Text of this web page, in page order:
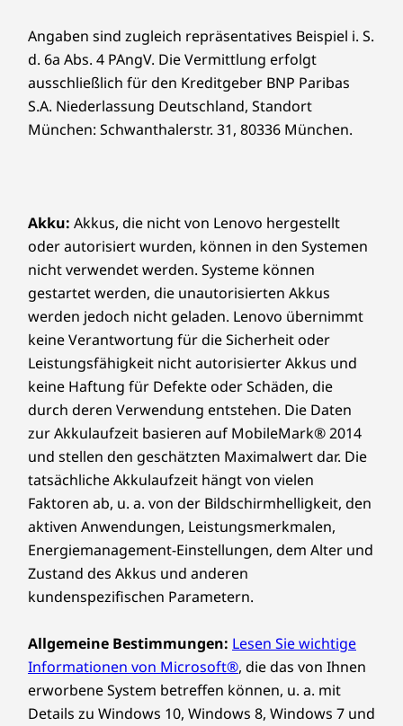
Angaben sind zugleich repräsentatives Beispiel i. S.
d. 6a Abs. 4 PAngV. Die Vermittlung erfolgt
ausschließlich für den Kreditgeber BNP Paribas
S.A. Niederlassung Deutschland, Standort
München: Schwanthalerstr. 31, 80336 München.
Akku: Akkus, die nicht von Lenovo hergestellt
oder autorisiert wurden, können in den Systemen
nicht verwendet werden. Systeme können
gestartet werden, die unautorisierten Akkus
werden jedoch nicht geladen. Lenovo übernimmt
keine Verantwortung für die Sicherheit oder
Leistungsfähigkeit nicht autorisierter Akkus und
keine Haftung für Defekte oder Schäden, die
durch deren Verwendung entstehen. Die Daten
zur Akkulaufzeit basieren auf MobileMark® 2014
und stellen den geschätzten Maximalwert dar. Die
tatsächliche Akkulaufzeit hängt von vielen
Faktoren ab, u. a. von der Bildschirmhelligkeit, den
aktiven Anwendungen, Leistungsmerkmalen,
Energiemanagement-Einstellungen, dem Alter und
Zustand des Akkus und anderen
kundenspezifischen Parametern.
Allgemeine Bestimmungen: Lesen Sie wichtige
Informationen von Microsoft®, die das von Ihnen
erworbene System betreffen können, u. a. mit
Details zu Windows 10, Windows 8, Windows 7 und